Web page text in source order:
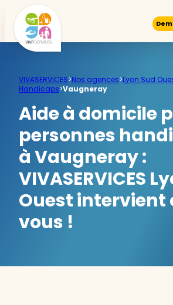
VIVASERVICES>Nos agences>Lyon Sud
Handicaps>Vaugneray
Aide à domicile
personnes
à Vaugneray :
VIVASERVICES
Ouest intervient
vous !